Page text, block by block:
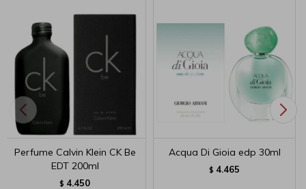
Perfume Calvin Klein CK Be
EDT 200ml
$ 4.450
Acqua Di Gioia edp 30ml
$ 4.465